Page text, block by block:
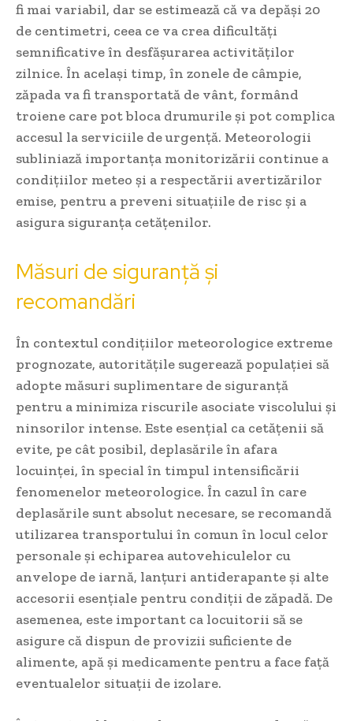
fi mai variabil, dar se estimează că va depăși 20
de centimetri, ceea ce va crea dificultăți
semnificative în desfășurarea activităților
zilnice. În același timp, în zonele de câmpie,
zăpada va fi transportată de vânt, formând
troiene care pot bloca drumurile și pot complica
accesul la serviciile de urgență. Meteorologii
subliniază importanța monitorizării continue a
condițiilor meteo și a respectării avertizărilor
emise, pentru a preveni situațiile de risc și a
asigura siguranța cetățenilor.
Măsuri de siguranță și
recomandări
În contextul condițiilor meteorologice extreme
prognozate, autoritățile sugerează populației să
adopte măsuri suplimentare de siguranță
pentru a minimiza riscurile asociate viscolului și
ninsorilor intense. Este esențial ca cetățenii să
evite, pe cât posibil, deplasările în afara
locuinței, în special în timpul intensificării
fenomenelor meteorologice. În cazul în care
deplasările sunt absolut necesare, se recomandă
utilizarea transportului în comun în locul celor
personale și echiparea autovehiculelor cu
anvelope de iarnă, lanțuri antiderapante și alte
accesorii esențiale pentru condiții de zăpadă. De
asemenea, este important ca locuitorii să se
asigure că dispun de provizii suficiente de
alimente, apă și medicamente pentru a face față
eventualelor situații de izolare.